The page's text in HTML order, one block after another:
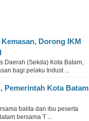
Dorong IKM
Daerah (Sekda) Kota Batam,
bagi pelaku Indust ...
Pemerintah Kota Batam
balita dan ibu peserta
bersama T ...